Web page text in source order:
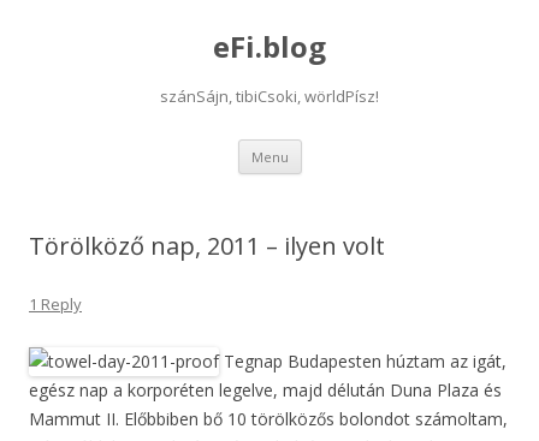
eFi.blog
szánSájn, tibiCsoki, wörldPísz!
Menu Skip
content
Törölköző nap, 2011 – ilyen volt
1 Reply
Tegnap Budapesten húztam az igát,
egész nap a korporéten legelve, majd délután Duna Plaza és
Mammut II. Előbbiben bő 10 törölközős bolondot számoltam,